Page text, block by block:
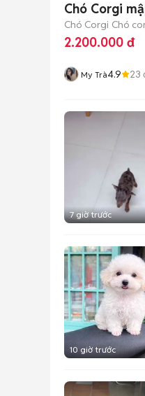
Chó Corgi
Chó Corgi Chó
2.200.000 đ
My Trà4.9 23
7 giờ trước
10 giờ trước